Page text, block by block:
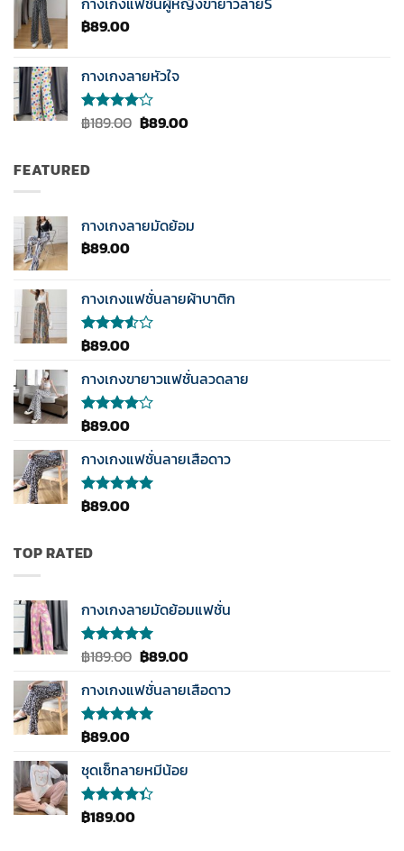
คะแนน
฿89.00
กางเกงลายหัวใจ
ให้
ตั้งแต่ 1-
5
฿189.00 Original
฿89.00Current
FEATURED
กางเกงลายมัดย้อม
฿89.00
กางเกงแฟชั่นลายผ้าบาติก
ให้
ตั้งแต่
1-5
฿89.00
กางเกงขายาวแฟชั่นลวดลาย
ให้
ตั้งแต่ 1-
5
฿89.00
กางเกงแฟชั่นลายเสือดาว
ให้คะแนน
คะแนน
฿89.00
TOP RATED
กางเกงลายมัดย้อมแฟชั่น
ให้คะแนน
คะแนน
฿189.00 Original
was:
฿189.00.
฿89.00Current
is:
กางเกงแฟชั่นลายเสือดาว
ให้คะแนน
คะแนน
฿89.00
ชุดเซ็ทลายหมีน้อย
ให้
฿189.00